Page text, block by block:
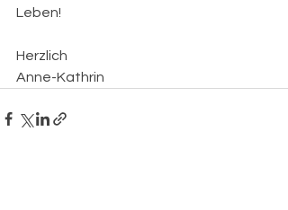
Leben!
Herzlich
Anne-Kathrin